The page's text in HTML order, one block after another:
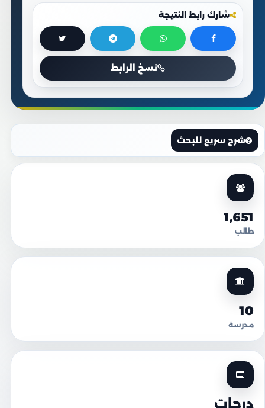
شارك رابط النتيجة
نسخ الرابط
شرح سريع للبحث
1,651
طالب
10
مدرسة
درجات